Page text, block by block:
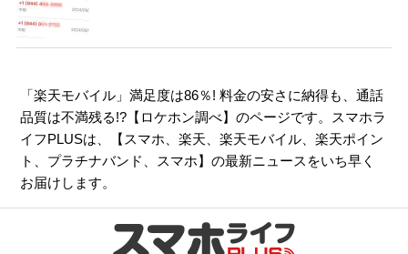
「楽天モバイル」満足度は86％! 料金の安さに納得も、通話
品質は不満残る!?【ロケホン調べ】のページです。スマホラ
イフPLUSは、【スマホ、楽天、楽天モバイル、楽天ポイン
ト 、 プラチナバンド 、 スマホ】の最新ニュースをいち早く
お届けします。